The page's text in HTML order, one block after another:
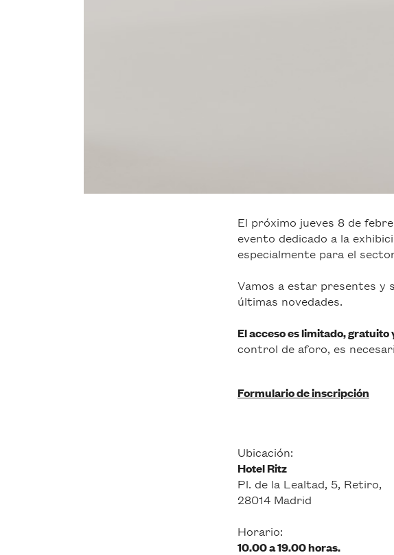
El próximo jueves 8 de
evento dedicado a la
especialmente para el
Vamos a estar presentes
últimas novedades.
El acceso es limitado,
control de aforo, es
Formulario de inscripción
Ubicación:
Hotel Ritz
Pl. de la Lealtad, 5, Retiro,
28014 Madrid
Horario:
10.00 a 19.00 horas.